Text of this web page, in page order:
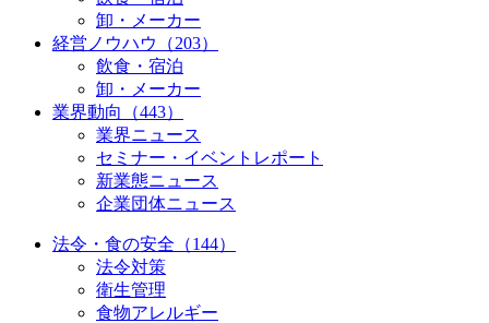
卸・メーカー
経営ノウハウ（203）
飲食・宿泊
卸・メーカー
業界動向（443）
業界ニュース
セミナー・イベントレポート
新業態ニュース
企業団体ニュース
法令・食の安全（144）
法令対策
衛生管理
食物アレルギー